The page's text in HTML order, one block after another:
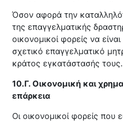
Όσον αφορά την
της επαγγελματικής
οικονομικοί φορείς να
σχετικό επαγγελματικό
κράτος εγκατάστασής τους.
10.Γ. Οικονομική και
επάρκεια
Οι οικονομικοί φορείς που